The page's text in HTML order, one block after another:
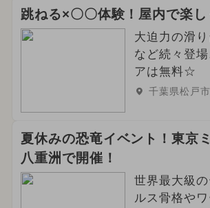
跳ねる×〇〇体験！屋内で楽
大迫力の滑
など続々登
アは無料☆
千葉県松戸市
夏休みの恐竜イベント！東京
八重洲で開催！
世界最大級
ルス骨格や